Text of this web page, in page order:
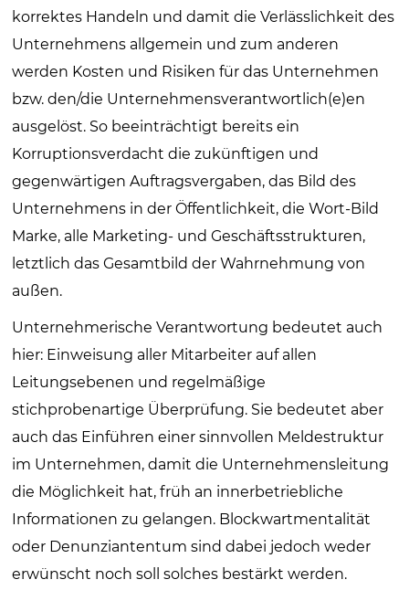
korrektes Handeln und damit die Verlässlichkeit des
Unternehmens allgemein und zum anderen
werden Kosten und Risiken für das Unternehmen
bzw. den/die Unternehmensverantwortlich(e)en
ausgelöst. So beeinträchtigt bereits ein
Korruptionsverdacht die zukünftigen und
gegenwärtigen Auftrags­ver­gaben, das Bild des
Unternehmens in der Öffentlichkeit, die Wort-Bild
Marke, alle Marketing- und Geschäfts­strukturen,
letztlich das Gesamtbild der Wahrnehmung von
außen.
Unternehmerische Verantwortung bedeutet auch
hier: Einweisung aller Mitarbeiter auf allen
Leitungsebenen und regelmäßige
stichprobenartige Überprüfung. Sie bedeutet aber
auch das Einführen einer sinnvollen Meldestruktur
im Unternehmen, damit die Unternehmensleitung
die Möglichkeit hat, früh an innerbetriebliche
Informationen zu gelangen. Blockwartmentalität
oder Denunziantentum sind dabei jedoch weder
erwünscht noch soll solches bestärkt werden.